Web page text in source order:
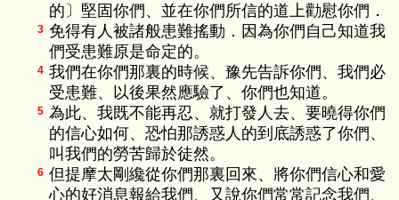
的〕堅固你們、並在你們所信的道上勸慰你們．
3 免得有人被諸般患難搖動．因為你們自己知道我
們受患難原是命定的。
4 我們在你們那裏的時候、豫先告訴你們、我們必
受患難、以後果然應驗了、你們也知道。
5 為此、我既不能再忍、就打發人去、要曉得你們
的信心如何、恐怕那誘惑人的到底誘惑了你們、
叫我們的勞苦歸於徒然。
6 但提摩太剛纔從你們那裏回來、將你們信心和愛
心的好消息報給我們、又說你們常常記念我們、